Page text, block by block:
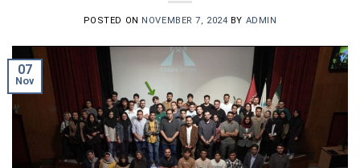
POSTED ON NOVEMBER 7, 2024 BY ADMIN
07
Nov